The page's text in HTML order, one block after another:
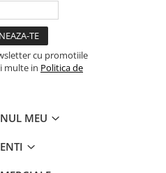
cu promotiile
multe in Politica de
MEU